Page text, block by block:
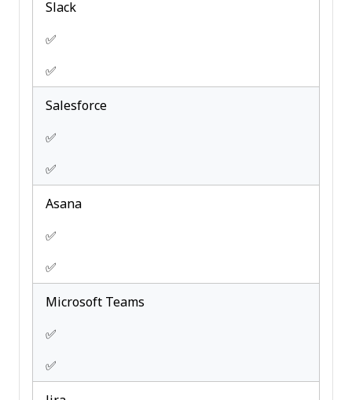
Slack
✅
✅
Salesforce
✅
✅
Asana
✅
✅
Microsoft Teams
✅
✅